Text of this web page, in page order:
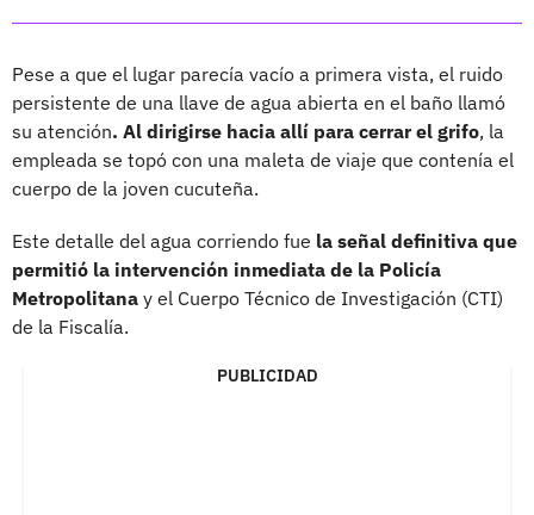
Pese a que el lugar parecía vacío a primera vista, el ruido
persistente de una llave de agua abierta en el baño llamó
su atención. Al dirigirse hacia allí para cerrar el grifo, la
empleada se topó con una maleta de viaje que contenía el
cuerpo de la joven cucuteña.
Este detalle del agua corriendo fue la señal definitiva que
permitió la intervención inmediata de la Policía
Metropolitana y el Cuerpo Técnico de Investigación (CTI)
de la Fiscalía.
PUBLICIDAD